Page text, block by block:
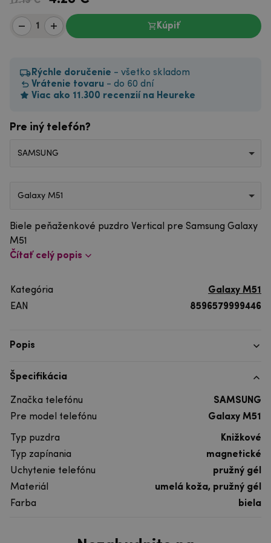
Kúpiť
Rýchle doručenie - všetko skladom
Vrátenie tovaru - do 60 dní
Viac ako 11.300 recenzií na Heureke
Pre iný telefón?
SAMSUNG
Galaxy M51
Biele peňaženkové puzdro Vertical pre Samsung Galaxy
M51
Čítať celý popis
Kategória
Galaxy M51
EAN
8596579999446
Popis
Špecifikácia
Značka telefónu
SAMSUNG
Pre model telefónu
Galaxy M51
Typ puzdra
Knižkové
Typ zapínania
magnetické
Uchytenie telefónu
pružný gél
Materiál
umelá koža, pružný gél
Farba
biela